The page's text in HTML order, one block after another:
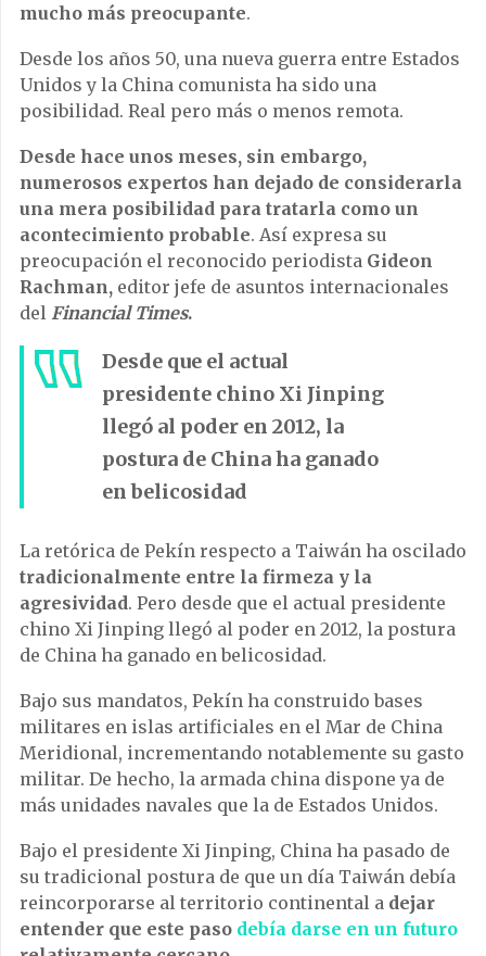
mucho más preocupante.
Desde los años 50, una nueva guerra entre Estados
Unidos y la China comunista ha sido una
posibilidad. Real pero más o menos remota.
Desde hace unos meses, sin embargo,
numerosos expertos han dejado de considerarla
una mera posibilidad para tratarla como un
acontecimiento probable. Así expresa su
preocupación el reconocido periodista Gideon
Rachman, editor jefe de asuntos internacionales
del Financial Times.
Desde que el actual
presidente chino Xi Jinping
llegó al poder en 2012, la
postura de China ha ganado
en belicosidad
La retórica de Pekín respecto a Taiwán ha oscilado
tradicionalmente entre la firmeza y la
agresividad. Pero desde que el actual presidente
chino Xi Jinping llegó al poder en 2012, la postura
de China ha ganado en belicosidad.
Bajo sus mandatos, Pekín ha construido bases
militares en islas artificiales en el Mar de China
Meridional, incrementando notablemente su gasto
militar. De hecho, la armada china dispone ya de
más unidades navales que la de Estados Unidos.
Bajo el presidente Xi Jinping, China ha pasado de
su tradicional postura de que un día Taiwán debía
reincorporarse al territorio continental a dejar
entender que este paso debía darse en un futuro